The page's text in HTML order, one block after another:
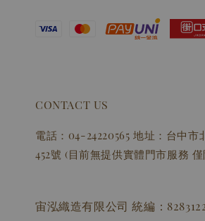
CONTACT US
電話：04-24220565 地址：台中市
452號 (目前無提供實體門市服務 僅
宙泓織造有限公司 統編：